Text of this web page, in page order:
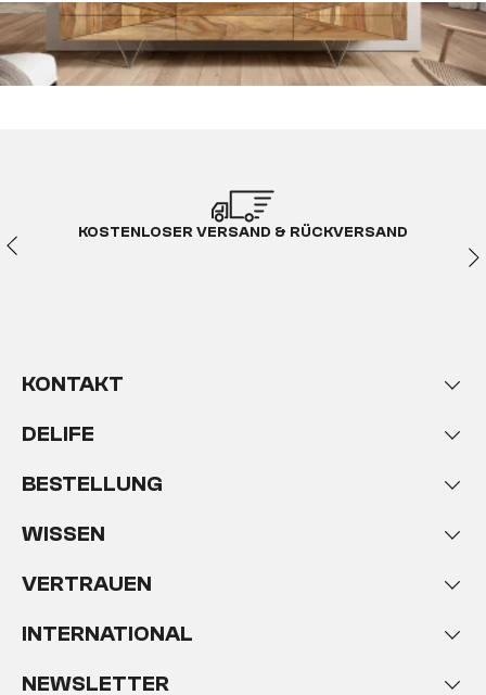
KOSTENLOSER VERSAND & RÜCKVERSAND
KONTAKT
DELIFE
BESTELLUNG
WISSEN
VERTRAUEN
INTERNATIONAL
NEWSLETTER